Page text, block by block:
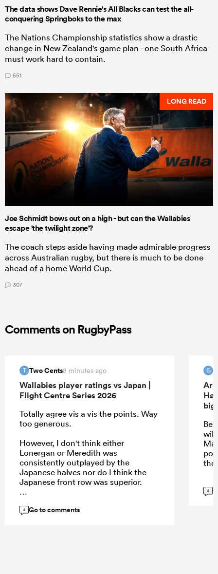
The data shows Dave Rennie's All Blacks can test the all-
conquering Springboks to the max
The Nations Championship statistics show a drastic
change in New Zealand's game plan - one South Africa
must work hard to contain.
551
LONG READ
Joe Schmidt bows out on a high - but can the Wallabies
escape 'the twilight zone'?
The coach steps aside having made admirable progress
across Australian rugby, but there is much to be done
ahead of a home World Cup.
307
Comments on RugbyPass
T Two Cents8 minutes ago
Wallabies player ratings vs Japan |
Flight Centre Series 2026
Totally agree vis a vis the points. Way
too generous.
However, I don't think either
Lonergan or Meredith was
consistently outplayed by the
Japanese halves nor do I think the
Japanese front row was superior.
4 Go to comments
G
big
Be
will
4